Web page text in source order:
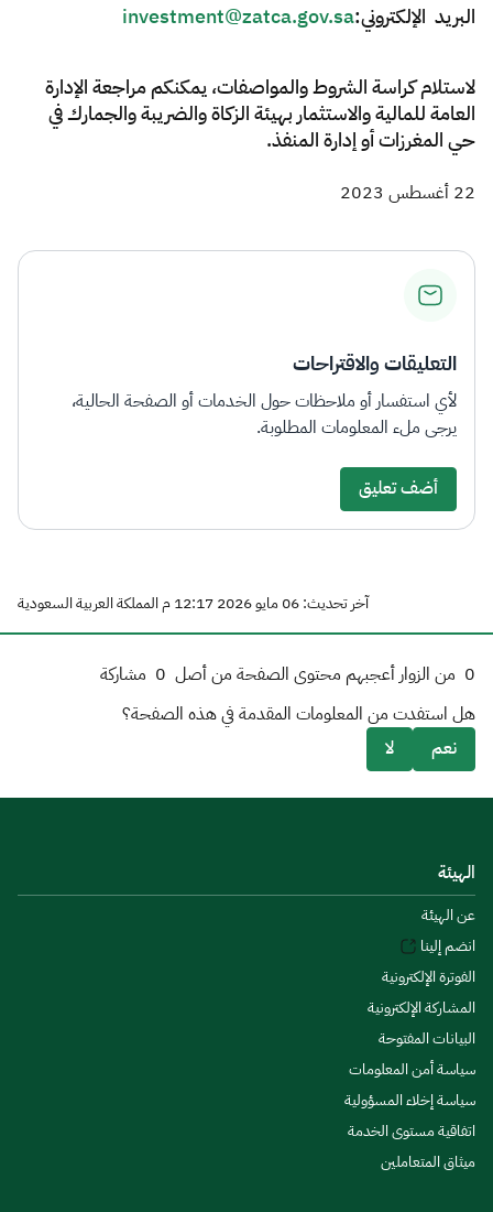
البريد الإلكتروني:investment@zatca.gov.sa
لاستلام كراسة الشروط والمواصفات، يمكنكم مراجعة الإدارة
العامة للمالية والاستثمار بهيئة الزكاة والضريبة والجمارك في
حي المغرزات أو إدارة المنفذ.​​​
22 أغسطس 2023
التعليقات والاقتراحات
لأي استفسار أو ملاحظات حول الخدمات أو الصفحة الحالية،
يرجى ملء المعلومات المطلوبة.
أضف تعليق
آخر تحديث: 06 مايو 2026 12:17 م المملكة العربية السعودية
0 من الزوار أعجبهم محتوى الصفحة من أصل 0 مشاركة
هل استفدت من المعلومات المقدمة في هذه الصفحة؟
نعم
لا
الهيئة
عن الهيئة
انضم إلينا
الفوترة الإلكترونية
المشاركة الإلكترونية
البيانات المفتوحة
سياسة أمن المعلومات
سياسة إخلاء المسؤولية
اتفاقية مستوى الخدمة
ميثاق المتعاملين